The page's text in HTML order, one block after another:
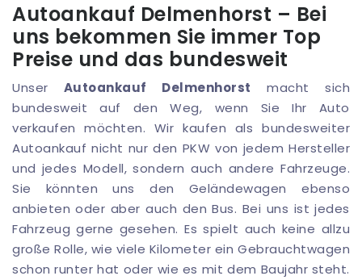
Autoankauf Delmenhorst – Bei
uns bekommen Sie immer Top
Preise und das bundesweit
Unser Autoankauf Delmenhorst macht sich
bundesweit auf den Weg, wenn Sie Ihr Auto
verkaufen möchten. Wir kaufen als bundesweiter
Autoankauf nicht nur den PKW von jedem Hersteller
und jedes Modell, sondern auch andere Fahrzeuge.
Sie könnten uns den Geländewagen ebenso
anbieten oder aber auch den Bus. Bei uns ist jedes
Fahrzeug gerne gesehen. Es spielt auch keine allzu
große Rolle, wie viele Kilometer ein Gebrauchtwagen
schon runter hat oder wie es mit dem Baujahr steht.